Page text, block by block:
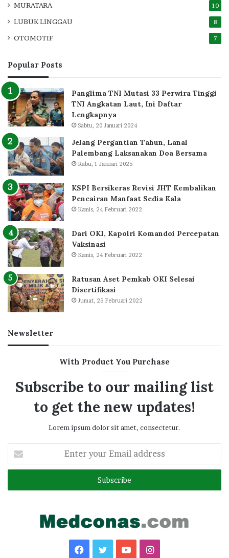
MURATARA 10
LUBUK LINGGAU 8
OTOMOTIF 7
Popular Posts
Panglima TNI Mutasi 33 Perwira Tinggi
TNI Angkatan Laut, Ini Daftar
Lengkapnya
Sabtu, 20 Januari 2024
Jelang Pergantian Tahun, Lanal
Palembang Laksanakan Doa Bersama
Rabu, 1 Januari 2025
KSPI Bersikeras Revisi JHT Kembalikan
Pencairan Manfaat Sedia Kala
Kamis, 24 Februari 2022
Dari OKI, Kapolri Komandoi Percepatan
Vaksinasi
Kamis, 24 Februari 2022
Ratusan Aset Pemkab OKI Selesai
Disertifikasi
Jumat, 25 Februari 2022
Newsletter
With Product You Purchase
Subscribe to our mailing list
to get the new updates!
Lorem ipsum dolor sit amet, consectetur.
your
Email
Facebook
TwitterYouTubeInstagram